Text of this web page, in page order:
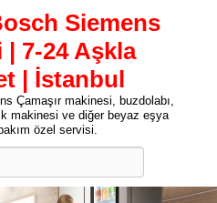
Siemens
| 7-24 Aşkla
| İstanbul
Çamaşır makinesi, buzdolabı,
makinesi ve diğer beyaz eşya
özel servisi.